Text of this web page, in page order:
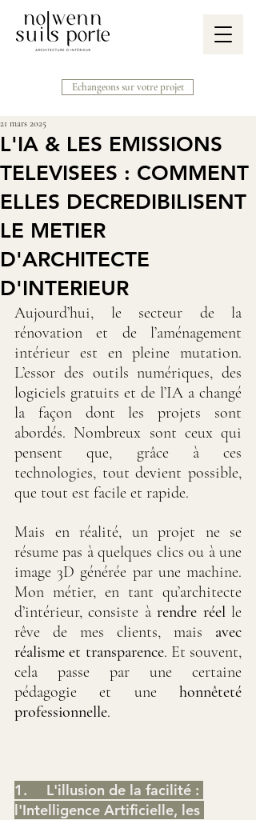
Echangeons sur votre projet
L'IA & LES EMISSIONS
TELEVISEES : COMMENT
ELLES DECREDIBILISENT
LE METIER
D'ARCHITECTE
D'INTERIEUR
21 mars 2025
Aujourd’hui, le secteur de la
rénovation et de l’aménagement
intérieur est en pleine mutation.
L’essor des outils numériques, des
logiciels gratuits et de l’IA a changé
la façon dont les projets sont
abordés. Nombreux sont ceux qui
pensent que, grâce à ces
technologies, tout devient possible,
que tout est facile et rapide.
Mais en réalité, un projet ne se
résume pas à quelques clics ou à une
image 3D générée par une machine.
Mon métier, en tant qu’architecte
d’intérieur, consiste à rendre réel le
rêve de mes clients, mais avec
réalisme et transparence. Et souvent,
cela passe par une certaine
pédagogie et une honnêteté
professionnelle.
1.	L'illusion de la facilité :
l'Intelligence Artificielle, les